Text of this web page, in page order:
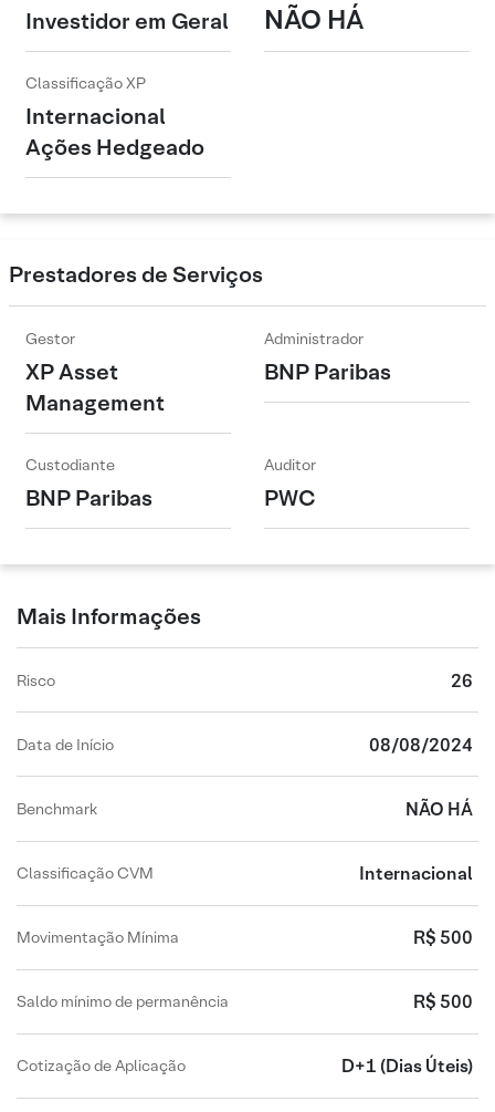
Investidor em Geral NÃO HÁ
Classificação XP
Internacional
Ações Hedgeado
Prestadores de Serviços
Gestor
XP Asset
Management
Administrador
BNP Paribas
Custodiante
BNP Paribas
Auditor
PWC
Mais Informações
Risco 26
Data de Início 08/08/2024
Benchmark NÃO HÁ
Classificação CVM Internacional
Movimentação Mínima R$ 500
Saldo mínimo de permanência R$ 500
Cotização de Aplicação D+1 (Dias Úteis)